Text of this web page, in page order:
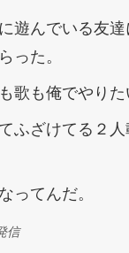
遊んでいる友
った。
歌も俺でやりた
ふざけてる２人
ってんだ。
信